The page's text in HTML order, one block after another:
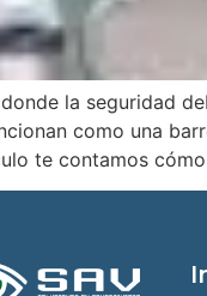
la seguridad
como una
te contamos